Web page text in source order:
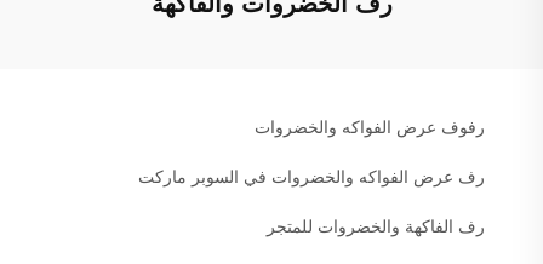
رفوف عرض الفواكه والخضروات
رف عرض الفواكه والخضروات في السوبر ماركت
رف الفاكهة والخضروات للمتجر